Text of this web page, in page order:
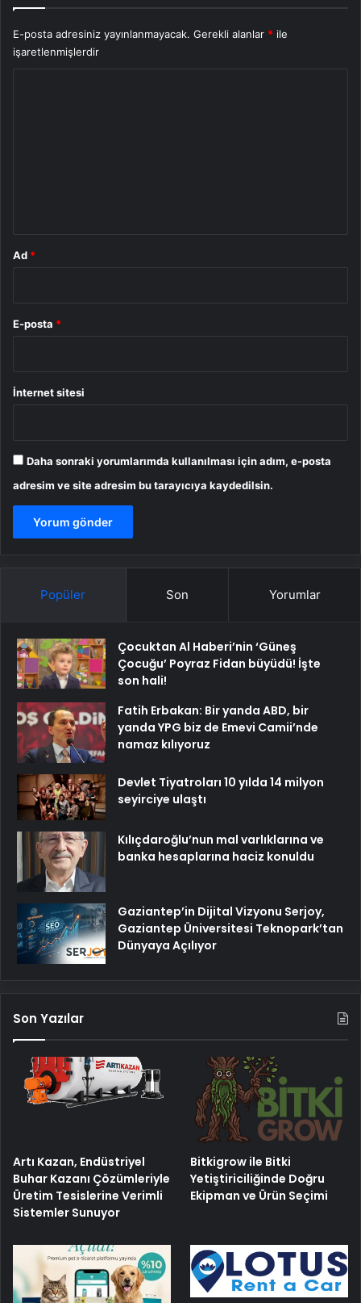
E-posta adresiniz yayınlanmayacak. Gerekli alanlar * ile
işaretlenmişlerdir
Ad *
E-posta *
İnternet sitesi
Daha sonraki yorumlarımda kullanılması için adım, e-posta
adresim ve site adresim bu tarayıcıya kaydedilsin.
Popüler Son Yorumlar
Çocuktan Al Haberi’nin ‘Güneş
Çocuğu’ Poyraz Fidan büyüdü! İşte
son hali!
Fatih Erbakan: Bir yanda ABD, bir
yanda YPG biz de Emevi Camii’nde
namaz kılıyoruz
Devlet Tiyatroları 10 yılda 14 milyon
seyirciye ulaştı
Kılıçdaroğlu’nun mal varlıklarına ve
banka hesaplarına haciz konuldu
Gaziantep’in Dijital Vizyonu Serjoy,
Gaziantep Üniversitesi Teknopark’tan
Dünyaya Açılıyor
Son Yazılar
Artı Kazan, Endüstriyel
Buhar Kazanı Çözümleriyle
Üretim Tesislerine Verimli
Sistemler Sunuyor
Bitkigrow ile Bitki
Yetiştiriciliğinde Doğru
Ekipman ve Ürün Seçimi